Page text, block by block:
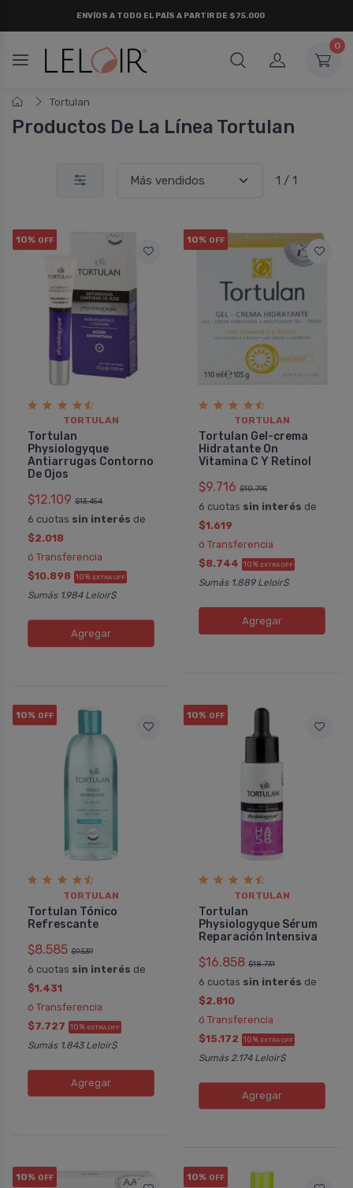
0
Tortulan
Productos De La Lí­nea Tortulan
Mariana
Tortulan Leche Desmaquillante
Excelente aliado para mi rutina diaria de
los tres pasos. Remueve el maquillaje
de rostro y párpados, la piel no me
queda grasosa. Buena relación precio -
calidad.
Pedido #
la piel muy
producto que
los días que la
con una
clásico que
1 / 1
10% OFF
TORTULAN
Tortulan
Physiologyque
Antiarrugas Contorno
De Ojos
$12.109 $13.454
6 cuotas sin interés de
$2.018
ó Transferencia
$10.898 10% EXTRA OFF
Sumás 1.984 Leloir$
Agregar
10% OFF
TORTULAN
Tortulan Gel-crema
Hidratante On
Vitamina C Y Retinol
$9.716 $10.795
6 cuotas sin interés de
$1.619
ó Transferencia
$8.744 10% EXTRA OFF
Sumás 1.889 Leloir$
Agregar
10% OFF
TORTULAN
Tortulan Tónico
Refrescante
$8.585 $9.539
6 cuotas sin interés de
$1.431
ó Transferencia
$7.727 10% EXTRA OFF
Sumás 1.843 Leloir$
Agregar
10% OFF
TORTULAN
Tortulan
Physiologyque Sérum
Reparación Intensiva
$16.858 $18.731
6 cuotas sin interés de
$2.810
ó Transferencia
$15.172 10% EXTRA OFF
Sumás 2.174 Leloir$
Agregar
10% OFF 10% OFF